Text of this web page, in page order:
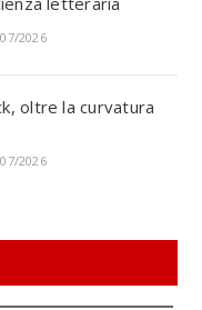
2026
oltre la curvatura
2026